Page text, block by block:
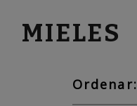
MIELES
Ordenar: